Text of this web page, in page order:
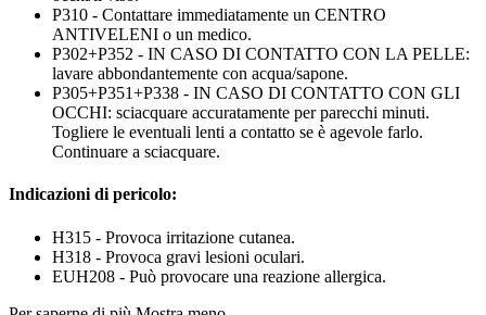
P310 - Contattare immediatamente un CENTRO
ANTIVELENI o un medico.
P302+P352 - IN CASO DI CONTATTO CON LA PELLE:
lavare abbondantemente con acqua/sapone.
P305+P351+P338 - IN CASO DI CONTATTO CON GLI
OCCHI: sciacquare accuratamente per parecchi minuti.
Togliere le eventuali lenti a contatto se è agevole farlo.
Continuare a sciacquare.
Indicazioni di pericolo:
H315 - Provoca irritazione cutanea.
H318 - Provoca gravi lesioni oculari.
EUH208 - Può provocare una reazione allergica.